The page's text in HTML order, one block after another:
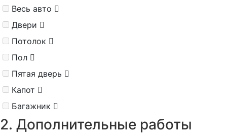
Весь авто
Двери
Потолок
Пол
Пятая дверь
Капот
Багажник
2. Дополнительные работы